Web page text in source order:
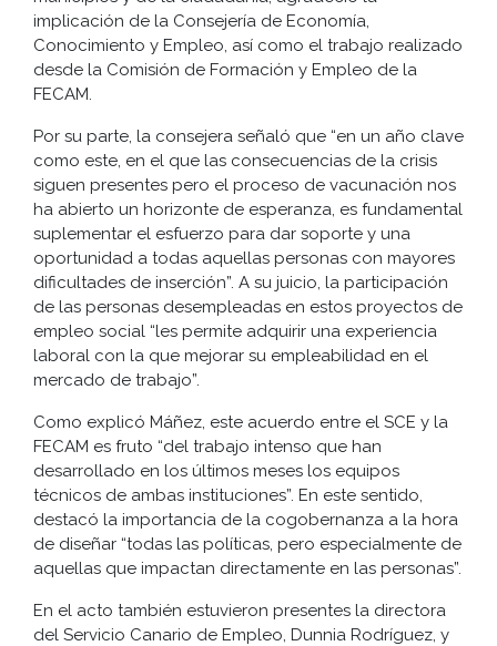
implicación de la Consejería de Economía,
Conocimiento y Empleo, así como el trabajo realizado
desde la Comisión de Formación y Empleo de la
FECAM.
Por su parte, la consejera señaló que “en un año clave
como este, en el que las consecuencias de la crisis
siguen presentes pero el proceso de vacunación nos
ha abierto un horizonte de esperanza, es fundamental
suplementar el esfuerzo para dar soporte y una
oportunidad a todas aquellas personas con mayores
dificultades de inserción”. A su juicio, la participación
de las personas desempleadas en estos proyectos de
empleo social “les permite adquirir una experiencia
laboral con la que mejorar su empleabilidad en el
mercado de trabajo”.
Como explicó Máñez, este acuerdo entre el SCE y la
FECAM es fruto “del trabajo intenso que han
desarrollado en los últimos meses los equipos
técnicos de ambas instituciones”. En este sentido,
destacó la importancia de la cogobernanza a la hora
de diseñar “todas las políticas, pero especialmente de
aquellas que impactan directamente en las personas”.
En el acto también estuvieron presentes la directora
del Servicio Canario de Empleo, Dunnia Rodríguez, y